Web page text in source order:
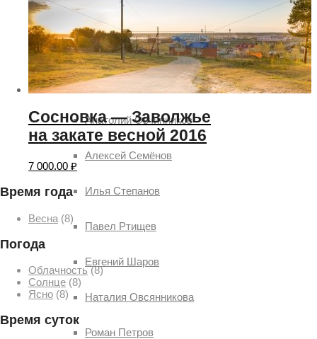
Авторы
Александр Демьянов
Aleksey Sitdikov
Анатолий Овчинников
Алексей Семёнов
Илья Степанов
Павел Ртищев
Евгений Шаров
Наталия Овсянникова
Роман Петров
Сосновка — Заволжье
на закате весной 2016
7 000.00 ₽
Время года
Весна (8)
Погода
Облачность (8)
Солнце (8)
Ясно (8)
Время суток